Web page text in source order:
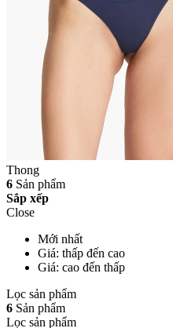
Thong
6 Sản phẩm
Sắp xếp
Close
Mới nhất
Giá: thấp đến cao
Giá: cao đến thấp
Lọc sản phẩm
6 Sản phẩm
Lọc sản phẩm